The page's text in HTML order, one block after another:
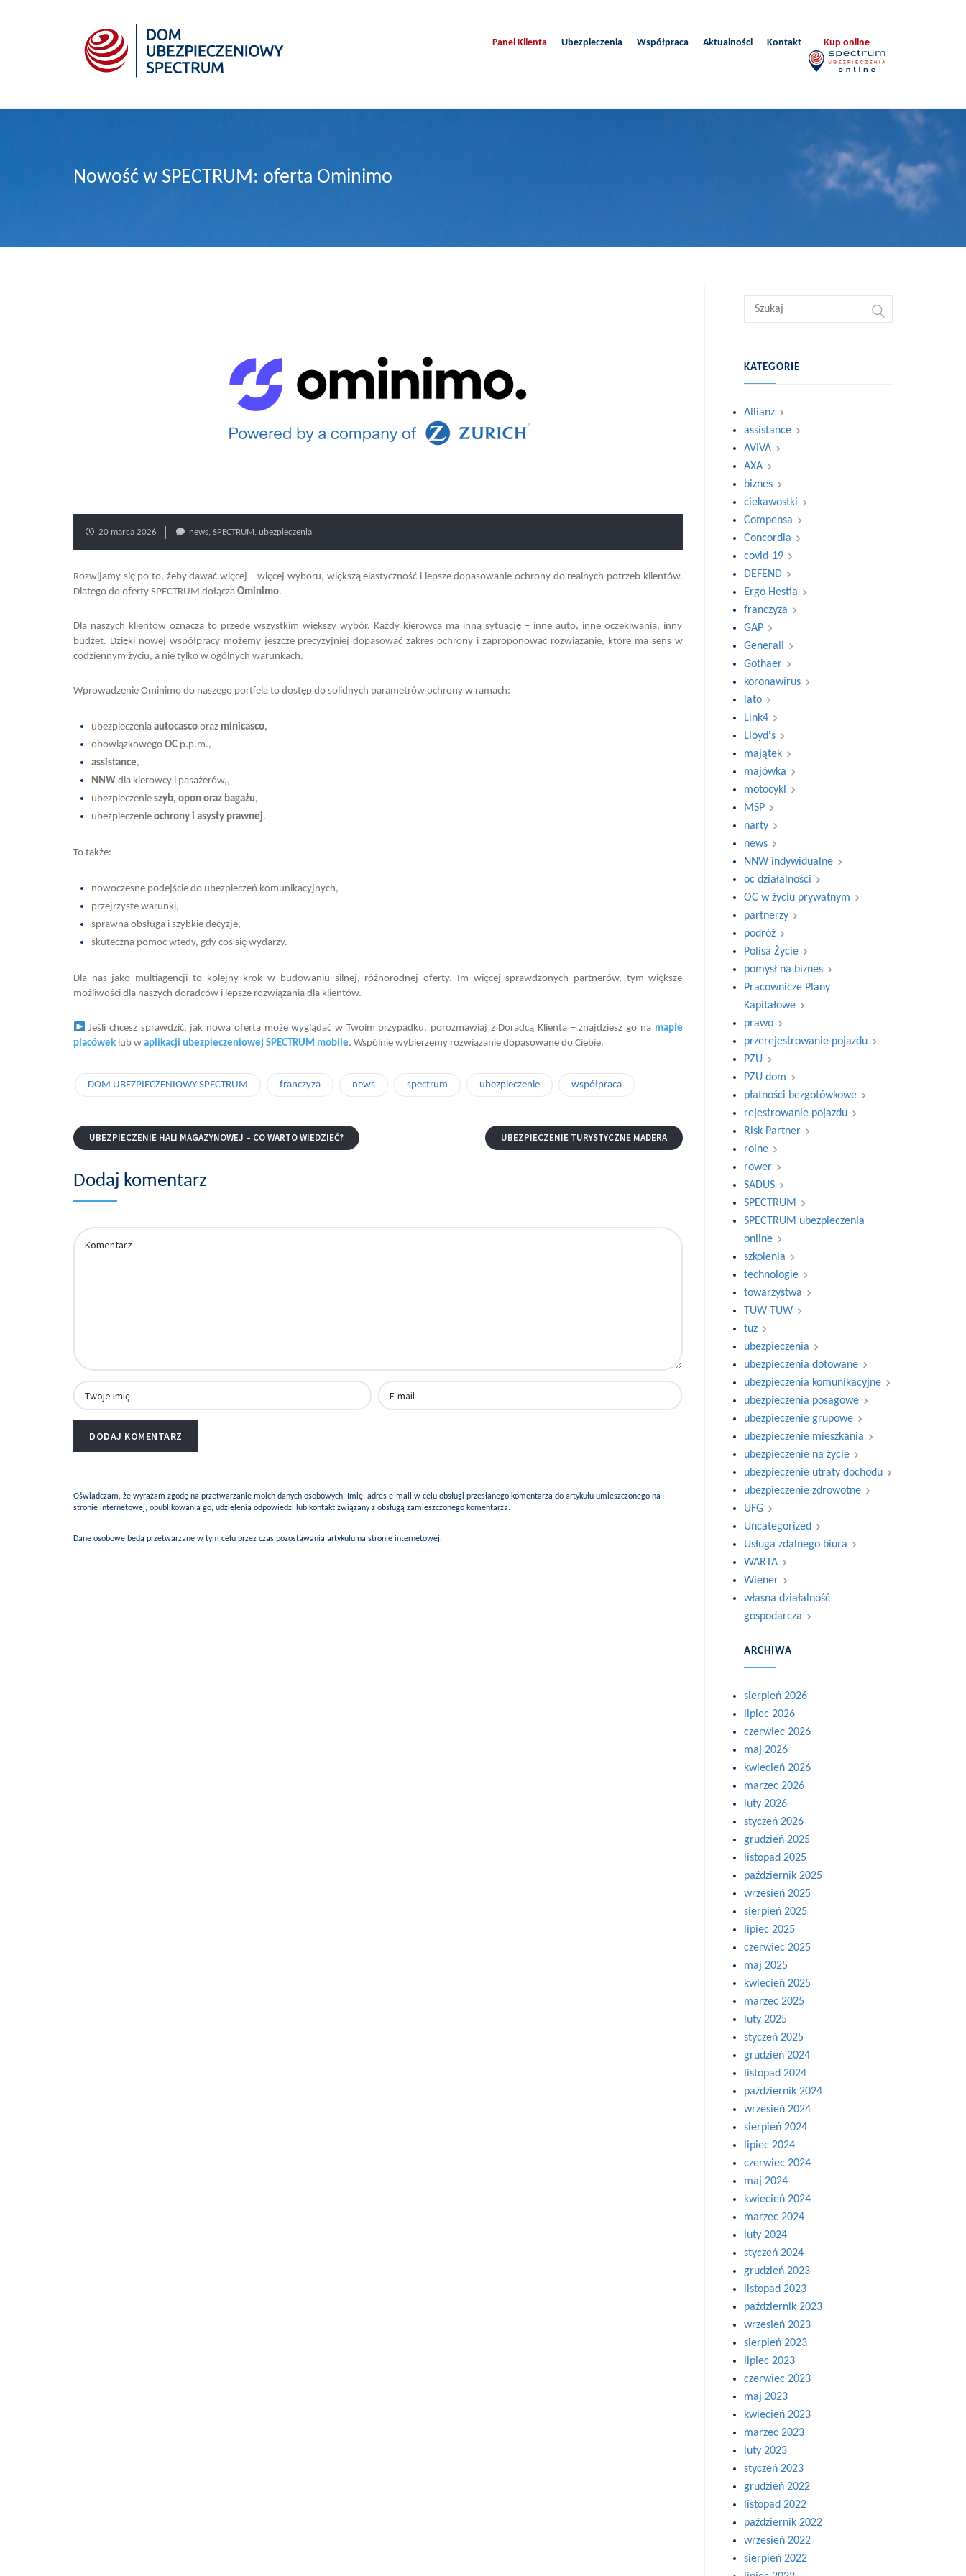
Panel Klienta Ubezpieczenia Współpraca Aktualności Kontakt Kup online
Nowość w SPECTRUM: oferta Ominimo
20 marca 2026 news, SPECTRUM, ubezpieczenia
Rozwijamy się po to, żeby dawać więcej – więcej wyboru, większą elastyczność i lepsze dopasowanie ochrony do realnych potrzeb klientów.
Dlatego do oferty SPECTRUM dołącza Ominimo.
Dla naszych klientów oznacza to przede wszystkim większy wybór. Każdy kierowca ma inną sytuację – inne auto, inne oczekiwania, inny
budżet. Dzięki nowej współpracy możemy jeszcze precyzyjniej dopasować zakres ochrony i zaproponować rozwiązanie, które ma sens w
codziennym życiu, a nie tylko w ogólnych warunkach.
Wprowadzenie Ominimo do naszego portfela to dostęp do solidnych parametrów ochrony w ramach:
ubezpieczenia autocasco oraz minicasco,
obowiązkowego OC p.p.m.,
assistance,
NNW dla kierowcy i pasażerów,,
ubezpieczenie szyb, opon oraz bagażu,
ubezpieczenie ochrony i asysty prawnej.
To także:
nowoczesne podejście do ubezpieczeń komunikacyjnych,
przejrzyste warunki,
sprawna obsługa i szybkie decyzje,
skuteczna pomoc wtedy, gdy coś się wydarzy.
Dla nas jako multiagencji to kolejny krok w budowaniu silnej, różnorodnej oferty. Im więcej sprawdzonych partnerów, tym większe
możliwości dla naszych doradców i lepsze rozwiązania dla klientów.
Jeśli chcesz sprawdzić, jak nowa oferta może wyglądać w Twoim przypadku, porozmawiaj z Doradcą Klienta – znajdziesz go na mapie
placówek lub w aplikacji ubezpieczeniowej SPECTRUM mobile. Wspólnie wybierzemy rozwiązanie dopasowane do Ciebie.
DOM UBEZPIECZENIOWY SPECTRUM franczyza news spectrum ubezpieczenie współpraca
UBEZPIECZENIE HALI MAGAZYNOWEJ – CO WARTO WIEDZIEĆ? UBEZPIECZENIE TURYSTYCZNE MADERA
Dodaj komentarz
Oświadczam, że wyrażam zgodę na przetwarzanie moich danych osobowych, Imię, adres e-mail w celu obsługi przesłanego komentarza do artykułu umieszczonego na
stronie internetowej, opublikowania go, udzielenia odpowiedzi lub kontakt związany z obsługą zamieszczonego komentarza.
Dane osobowe będą przetwarzane w tym celu przez czas pozostawania artykułu na stronie internetowej.
KATEGORIE
Allianz
assistance
AVIVA
AXA
biznes
ciekawostki
Compensa
Concordia
covid-19
DEFEND
Ergo Hestia
franczyza
GAP
Generali
Gothaer
koronawirus
lato
Link4
Lloyd's
majątek
majówka
motocykl
MSP
narty
news
NNW indywidualne
oc działalności
OC w życiu prywatnym
partnerzy
podróż
Polisa Życie
pomysł na biznes
Pracownicze Plany
Kapitałowe
prawo
przerejestrowanie pojazdu
PZU
PZU dom
płatności bezgotówkowe
rejestrowanie pojazdu
Risk Partner
rolne
rower
SADUS
SPECTRUM
SPECTRUM ubezpieczenia
online
szkolenia
technologie
towarzystwa
TUW TUW
tuz
ubezpieczenia
ubezpieczenia dotowane
ubezpieczenia komunikacyjne
ubezpieczenia posagowe
ubezpieczenie grupowe
ubezpieczenie mieszkania
ubezpieczenie na życie
ubezpieczenie utraty dochodu
ubezpieczenie zdrowotne
UFG
Uncategorized
Usługa zdalnego biura
WARTA
Wiener
własna działalność
gospodarcza
ARCHIWA
sierpień 2026
lipiec 2026
czerwiec 2026
maj 2026
kwiecień 2026
marzec 2026
luty 2026
styczeń 2026
grudzień 2025
listopad 2025
październik 2025
wrzesień 2025
sierpień 2025
lipiec 2025
czerwiec 2025
maj 2025
kwiecień 2025
marzec 2025
luty 2025
styczeń 2025
grudzień 2024
listopad 2024
październik 2024
wrzesień 2024
sierpień 2024
lipiec 2024
czerwiec 2024
maj 2024
kwiecień 2024
marzec 2024
luty 2024
styczeń 2024
grudzień 2023
listopad 2023
październik 2023
wrzesień 2023
sierpień 2023
lipiec 2023
czerwiec 2023
maj 2023
kwiecień 2023
marzec 2023
luty 2023
styczeń 2023
grudzień 2022
listopad 2022
październik 2022
wrzesień 2022
sierpień 2022